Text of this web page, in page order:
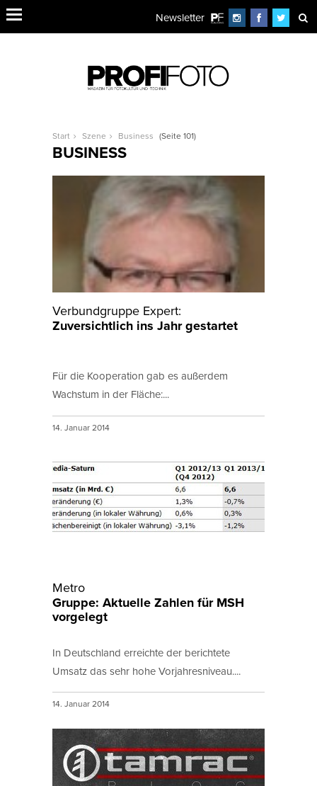
Newsletter
Start Szene Business (Seite 101)
BUSINESS
Verbundgruppe Expert:
Zuversichtlich ins Jahr gestartet
Für die Kooperation gab es außerdem
Wachstum in der Fläche:...
14. Januar 2014
Metro
Gruppe: Aktuelle Zahlen für MSH
vorgelegt
In Deutschland erreichte der berichtete
Umsatz das sehr hohe Vorjahresniveau....
14. Januar 2014